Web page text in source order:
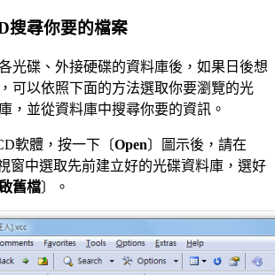
搜尋你要的檔案
光碟、外接硬碟的資料庫後，如果日後想
可以依照下面的方法選取你要瀏覽的光
，並從資料庫中搜尋你要的資訊。
軟體，按一下〔Open〕圖示後，請在
窗中選取先前建立好的光碟資料庫，選好
舊檔〕。